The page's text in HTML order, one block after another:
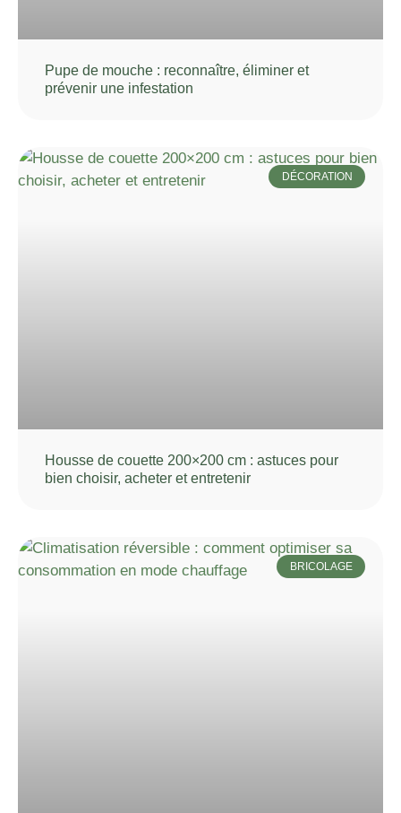
Pupe de mouche : reconnaître, éliminer et
prévenir une infestation
DÉCORATION
Housse de couette 200×200 cm : astuces pour
bien choisir, acheter et entretenir
BRICOLAGE